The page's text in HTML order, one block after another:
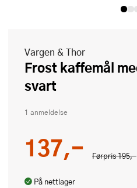
Vargen & Thor
Frost kaffemål med klemme
svart
1 anmeldelse
Førpris195,-
137,-
På nettlager